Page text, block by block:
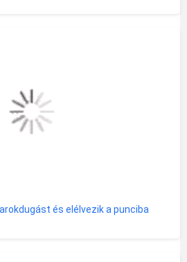
és elélvezik a punciba